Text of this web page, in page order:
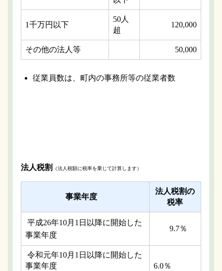
1千万円以下
50人
超
120,000
その他の法人等 50,000
従業員数は、町内の事務所等の従業者数
法人税割 （法人税額に税率を乗じて計算します）
事業年度
法人税割の
税率
平成26年10月1日以降に開始した
事業年度
9.7％
令和元年10月1日以降に開始した
事業年度
6.0％